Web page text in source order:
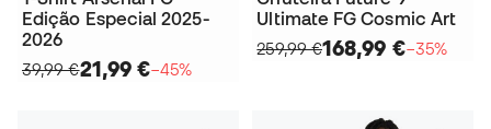
Edição Especial 2025-
2026
39,99 €21,99 €−45%
Ultimate FG Cosmic Art
259,99 €168,99 €−35%